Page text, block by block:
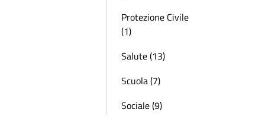
Protezione Civile
(1)
Salute (13)
Scuola (7)
Sociale (9)